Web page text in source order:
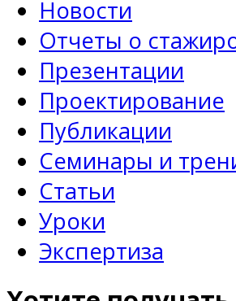
Новости
Отчеты о
Презентации
Проектирование
Публикации
Семинары и
Статьи
Уроки
Экспертиза